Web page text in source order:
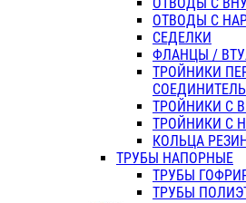
ОТВОДЫ С
СЕДЕЛКИ
ФЛАНЦЫ /
ТРОЙНИКИ
ТРОЙНИКИ С
ТРОЙНИКИ С
КОЛЬЦА
ТРУБЫ НАПОРНЫЕ
ТРУБЫ
ТРУБЫ